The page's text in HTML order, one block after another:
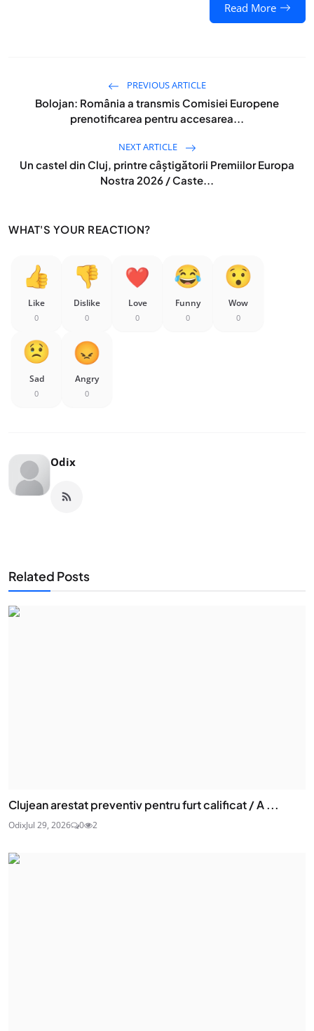
Read More
PREVIOUS ARTICLE
Bolojan: România a transmis Comisiei Europene
prenotificarea pentru accesarea...
NEXT ARTICLE
Un castel din Cluj, printre câștigătorii Premiilor Europa
Nostra 2026 / Caste...
WHAT'S YOUR REACTION?
Like
0
Dislike
0
Love
0
Funny
0
Wow
0
Sad
0
Angry
0
Odix
Related Posts
Clujean arestat preventiv pentru furt calificat / A ...
OdixJul 29, 2026 0 2